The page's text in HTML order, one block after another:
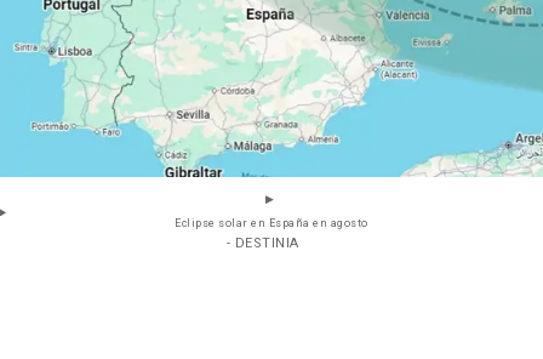
Eclipse solar en España en agosto
- DESTINIA